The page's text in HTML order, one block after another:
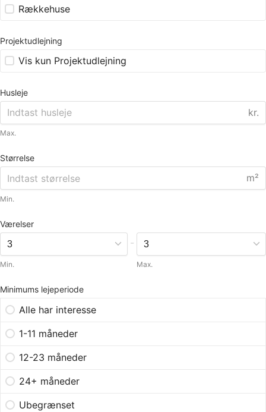
Rækkehuse
Projektudlejning
Vis kun Projektudlejning
Husleje
kr.
Max.
Størrelse
m²
Min.
Værelser
Min.
-
Max.
Minimums lejeperiode
Alle har interesse
1-11 måneder
12-23 måneder
24+ måneder
Ubegrænset